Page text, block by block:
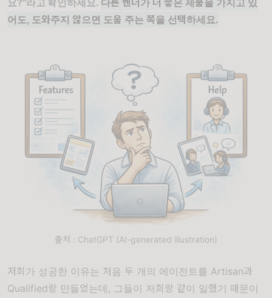
어도, 도와주지 않으면 도움 주는 쪽을 선택하세요.
출처 : ChatGPT (AI-generated illustration)
저희가 성공한 이유는 처음 두 개의 에이전트를 Artisan과
Qualified랑 만들었는데, 그들이 저희랑 같이 일했기 때문이